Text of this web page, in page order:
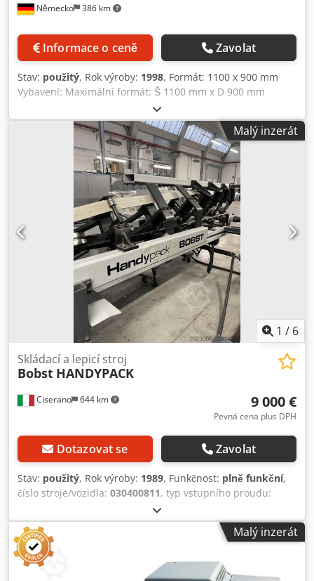
Německo 386 km
Informace o ceně Zavolat
Stav: použitý, Rok výroby: 1998, Formát: 1100 x 900 mm
Vybavení: Maximální formát: Š 1100 mm x D 900 mm
Dkodpfx Aiszg Icdj Ter Minimální formát: Š 90 mm x D 50
mm 200–800 g/m² plus možnost zpracování vlnité lepenky
E/F Podélné lepení švů Dvojité podélné lepení švůMalý inzerát
1 / 6
Ciserano 644 km
Skládací a lepicí stroj
Bobst HANDYPACK
9 000 €
Pevná cena plus DPH
Dotazovat se Zavolat
Stav: použitý, Rok výroby: 1989, Funkčnost: plně funkční,
číslo stroje/vozidla: 030400811, typ vstupního proudu:
, Originální sběrný mechanismus
HANDYPACK od společnosti Bobst, v dobrém stavu,
použitý, po kontrole a údržbě. Výstup vpravo, možnost
úpravy i na levou stranu. Ihned k dispozici. Dodpfxjzk Up Ej
Ai Tskr
Malý inzerát